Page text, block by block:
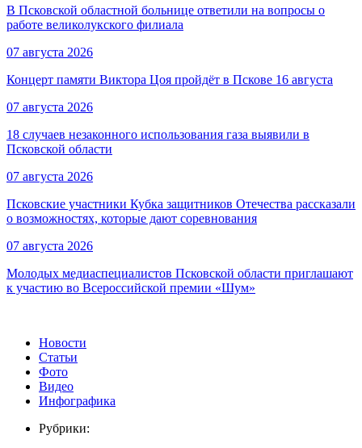
В Псковской областной больнице ответили на вопросы о
работе великолукского филиала
07 августа 2026
Концерт памяти Виктора Цоя пройдёт в Пскове 16 августа
07 августа 2026
18 случаев незаконного использования газа выявили в
Псковской области
07 августа 2026
Псковские участники Кубка защитников Отечества рассказали
о возможностях, которые дают соревнования
07 августа 2026
Молодых медиаспециалистов Псковской области приглашают
к участию во Всероссийской премии «Шум»
Новости
Статьи
Фото
Видео
Инфографика
Рубрики: